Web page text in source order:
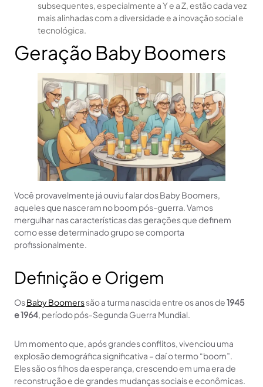
subsequentes, especialmente a Y e a Z, estão cada vez
mais alinhadas com a diversidade e a inovação social e
tecnológica.
Geração Baby Boomers
Você provavelmente já ouviu falar dos Baby Boomers,
aqueles que nasceram no boom pós-guerra. Vamos
mergulhar nas características das gerações que definem
como esse determinado grupo se comporta
profissionalmente.
Definição e Origem
OsBaby Boomerssão a turma nascida entre os anos de1945
e 1964, período pós-Segunda Guerra Mundial.
Um momento que, após grandes conflitos, vivenciou uma
explosão demográfica significativa – daí o termo “boom”.
Eles são os filhos da esperança, crescendo em uma era de
reconstrução e de grandes mudanças sociais e econômicas.